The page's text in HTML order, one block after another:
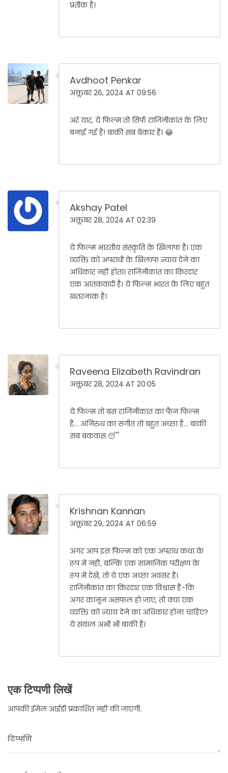
प्रतीक है।
Avdhoot Penkar
अक्तूबर 26, 2024 AT 09:56
अरे यार, ये फिल्म तो सिर्फ राजिनीकांत के लिए
बनाई गई है! बाकी सब बेकार है। 😂
Akshay Patel
अक्तूबर 28, 2024 AT 02:39
ये फिल्म भारतीय संस्कृति के खिलाफ है। एक
व्यक्ति को अपराधी के खिलाफ न्याय देने का
अधिकार नहीं होता। राजिनीकांत का किरदार
एक आतंकवादी है। ये फिल्म भारत के लिए बहुत
खतरनाक है।
Raveena Elizabeth Ravindran
अक्तूबर 28, 2024 AT 20:05
ये फिल्म तो बस राजिनीकांत का फैन फिल्म
है... अनिरुध का संगीत तो बहुत अच्छा है... बाकी
सब बकवास 😴
Krishnan Kannan
अक्तूबर 29, 2024 AT 06:59
अगर आप इस फिल्म को एक अपराध कथा के
रूप में नहीं, बल्कि एक सामाजिक परीक्षण के
रूप में देखें, तो ये एक अच्छा अवसर है।
राजिनीकांत का किरदार एक विश्वास है-कि
अगर कानून असफल हो जाए, तो क्या एक
व्यक्ति को न्याय देने का अधिकार होना चाहिए?
ये सवाल अभी भी बाकी है।
एक टिप्पणी लिखें
आपकी ईमेल आईडी प्रकाशित नहीं की जाएगी.